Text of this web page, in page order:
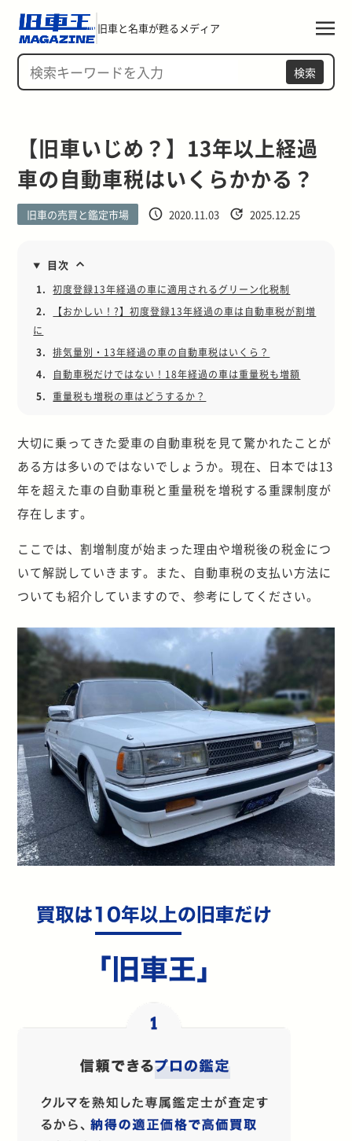
旧車と名車が甦るメディア
検索
【旧車いじめ？】13年以上経過
車の自動車税はいくらかかる？
旧車の売買と鑑定市場 2020.11.03 2025.12.25
目次
1.
初度登録13年経過の車に適用されるグリーン化税制
2.
【おかしい！?】初度登録13年経過の車は自動車税が割増
に
3.
排気量別・13年経過の車の自動車税はいくら？
4.
自動車税だけではない！18年経過の車は重量税も増額
5.
重量税も増税の車はどうするか？
大切に乗ってきた愛車の自動車税を見て驚かれたことが
ある方は多いのではないでしょうか。現在、日本では13
年を超えた車の自動車税と重量税を増税する重課制度が
存在します。
ここでは、割増制度が始まった理由や増税後の税金につ
いて解説していきます。また、自動車税の支払い方法に
ついても紹介していますので、参考にしてください。